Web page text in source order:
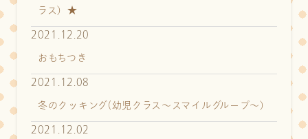
ラス）★
2021.12.20
おもちつき
2021.12.08
冬のクッキング(幼児クラス～スマイルグループ～）
2021.12.02